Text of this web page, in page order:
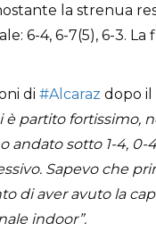
la strenua
6-4, 6-7(5), 6-3.
di #Alcaraz dopo il
è partito fortissimo,
andato sotto 1-4,
Sapevo che
di aver avuto la
indoor”.